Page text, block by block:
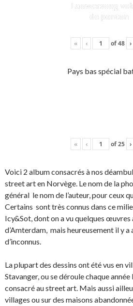
Lauwersoog
de ponton
« ‹ of48 ›
Pays bas spécial
« ‹ of25 ›
Voici 2 album consacrés à nos
street art en Norvège. Le nom de la
général le nom de l’auteur, pour ceux
Certains sont très connus dans ce
Icy&Sot, dont on a vu quelques
d’Amterdam, mais heureusement il y a
d’inconnus.
La plupart des dessins ont été vus en
Stavanger, ou se déroule chaque année
consacré au street art. Mais aussi
villages ou sur des maisons